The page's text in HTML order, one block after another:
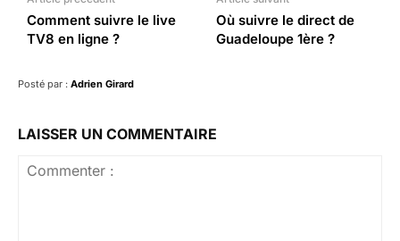
Comment suivre le live
TV8 en ligne ?
Où suivre le direct de
Guadeloupe 1ère ?
Posté par : Adrien Girard
LAISSER UN COMMENTAIRE